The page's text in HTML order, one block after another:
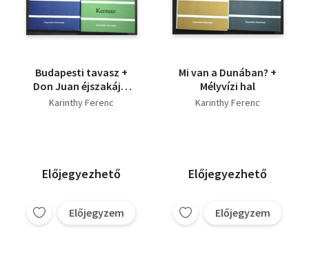
Budapesti tavasz +
Don Juan éjszakája,
Szellemidézés,
Karinthy Ferenc
Előjegyezhető
Előjegyzem
Mi van a Dunában? +
Mélyvízi hal
Karinthy Ferenc
Előjegyezhető
Előjegyzem